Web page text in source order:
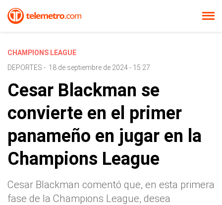
CHAMPIONS LEAGUE
DEPORTES - 18 de septiembre de 2024 - 15:27
Cesar Blackman se
convierte en el primer
panameño en jugar en la
Champions League
Cesar Blackman comentó que, en esta primera
fase de la Champions League, desea